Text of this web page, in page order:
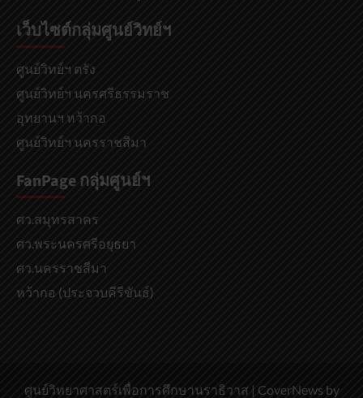
เว็บไซต์กลุ่มศูนย์วิทย์ฯ
ศูนย์วิทย์ฯ ตรัง
ศูนย์วิทย์ฯ นครศรีธรรมราช
อุทยานฯ หว้ากอ
ศูนย์วิทย์ฯ นครราชสีมา
FanPage กลุ่มศูนย์ฯ
ศว.สมุทรสาคร
ศว.พระนครศรีอยุธยา
ศว.นครราชสีมา
หว้ากอ (ประจวบคีรีขันธ์)
ศูนย์วิทยาศาสตร์เพื่อการศึกษานราธิวาส | CoverNews by